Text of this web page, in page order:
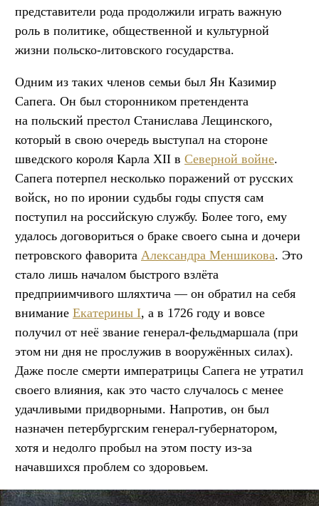
представители рода продолжили играть важную
роль в политике, общественной и культурной
жизни польско-литовского государства.
Одним из таких членов семьи был Ян Казимир
Сапега. Он был сторонником претендента
на польский престол Станислава Лещинского,
который в свою очередь выступал на стороне
шведского короля Карла XII в Северной войне.
Сапега потерпел несколько поражений от русских
войск, но по иронии судьбы годы спустя сам
поступил на российскую службу. Более того, ему
удалось договориться о браке своего сына и дочери
петровского фаворита Александра Меншикова. Это
стало лишь началом быстрого взлёта
предприимчивого шляхтича — он обратил на себя
внимание Екатерины I, а в 1726 году и вовсе
получил от неё звание генерал-фельдмаршала (при
этом ни дня не прослужив в вооружённых силах).
Даже после смерти императрицы Сапега не утратил
своего влияния, как это часто случалось с менее
удачливыми придворными. Напротив, он был
назначен петербургским генерал-губернатором,
хотя и недолго пробыл на этом посту из-за
начавшихся проблем со здоровьем.